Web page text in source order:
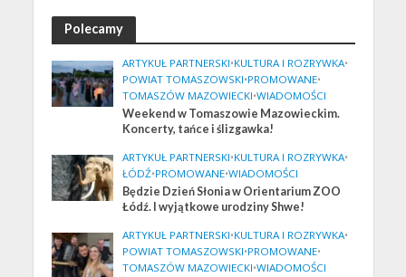
Polecamy
ARTYKUŁ PARTNERSKI•KULTURA I ROZRYWKA•
POWIAT TOMASZOWSKI•PROMOWANE•
TOMASZÓW MAZOWIECKI•WIADOMOŚCI
Weekend w Tomaszowie Mazowieckim.
Koncerty, tańce i ślizgawka!
ARTYKUŁ PARTNERSKI•KULTURA I ROZRYWKA•
ŁÓDŹ•PROMOWANE•WIADOMOŚCI
Będzie Dzień Słonia w Orientarium ZOO
Łódź. I wyjątkowe urodziny Shwe!
ARTYKUŁ PARTNERSKI•KULTURA I ROZRYWKA•
POWIAT TOMASZOWSKI•PROMOWANE•
TOMASZÓW MAZOWIECKI•WIADOMOŚCI